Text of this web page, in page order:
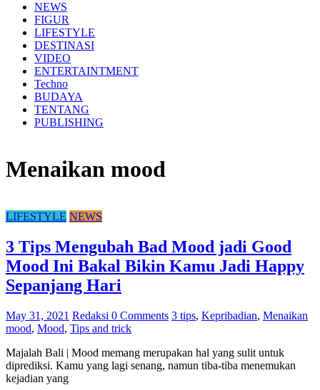
NEWS
FIGUR
LIFESTYLE
DESTINASI
VIDEO
ENTERTAINTMENT
Techno
BUDAYA
TENTANG
PUBLISHING
Menaikan mood
LIFESTYLE NEWS
3 Tips Mengubah Bad Mood jadi Good
Mood Ini Bakal Bikin Kamu Jadi Happy
Sepanjang Hari
May 31, 2021 Redaksi 0 Comments 3 tips, Kepribadian, Menaikan
mood, Mood, Tips and trick
Majalah Bali | Mood memang merupakan hal yang sulit untuk
diprediksi. Kamu yang lagi senang, namun tiba-tiba menemukan
kejadian yang